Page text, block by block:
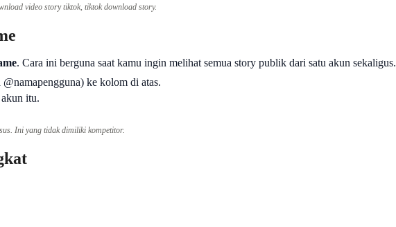
video story tiktok, tiktok download story.
. Cara ini berguna saat kamu ingin melihat semua story publik dari satu akun sekaligus.
ke kolom di atas.
itu.
Ini yang tidak dimiliki kompetitor.